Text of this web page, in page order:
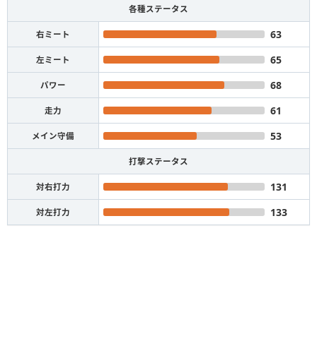
各種ステータス
右ミート 63
左ミート 65
パワー 68
走力 61
メイン守備 53
打撃ステータス
対右打力 131
対左打力 133